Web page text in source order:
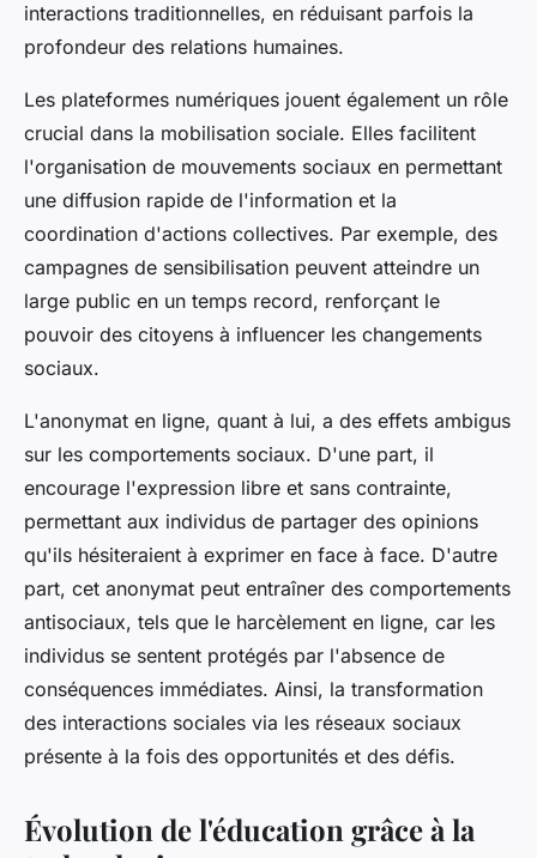
interactions traditionnelles, en réduisant parfois la
profondeur des relations humaines.
Les plateformes numériques jouent également un rôle
crucial dans la mobilisation sociale. Elles facilitent
l'organisation de mouvements sociaux en permettant
une diffusion rapide de l'information et la
coordination d'actions collectives. Par exemple, des
campagnes de sensibilisation peuvent atteindre un
large public en un temps record, renforçant le
pouvoir des citoyens à influencer les changements
sociaux.
L'anonymat en ligne, quant à lui, a des effets ambigus
sur les comportements sociaux. D'une part, il
encourage l'expression libre et sans contrainte,
permettant aux individus de partager des opinions
qu'ils hésiteraient à exprimer en face à face. D'autre
part, cet anonymat peut entraîner des comportements
antisociaux, tels que le harcèlement en ligne, car les
individus se sentent protégés par l'absence de
conséquences immédiates. Ainsi, la transformation
des interactions sociales via les réseaux sociaux
présente à la fois des opportunités et des défis.
Évolution de l'éducation grâce à la